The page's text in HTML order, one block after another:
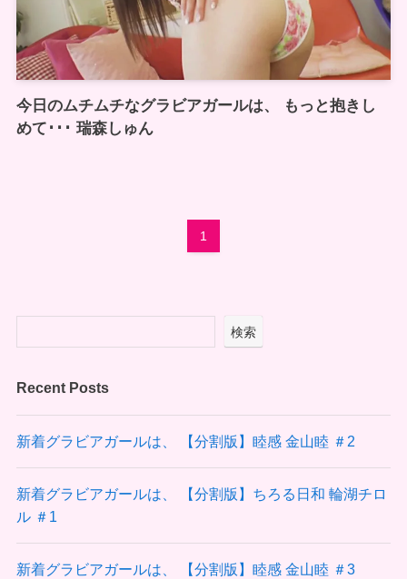
今日のムチムチなグラビアガールは、 もっと抱きし
めて･･･ 瑞森しゅん
1
検索
Recent Posts
新着グラビアガールは、 【分割版】睦感 金山睦 ＃2
新着グラビアガールは、 【分割版】ちろる日和 輪湖チロ
ル ＃1
新着グラビアガールは、 【分割版】睦感 金山睦 ＃3